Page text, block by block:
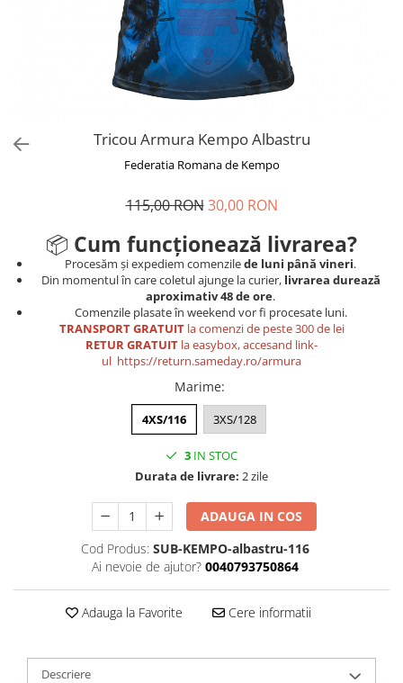
Mingi medicinale
Recuperare și Îcălzire
Tricou Armura Kempo Albastru
Federatia Romana de Kempo
115,00 RON 30,00 RON
📦 Cum funcționează livrarea?
Procesăm și expediem comenzilede luni până vineri.
Din momentul în care coletul ajunge la curier, livrarea durează
aproximativ 48 de ore.
Comenzile plasate în weekend vor fi procesate luni.
TRANSPORT GRATUIT la comenzi de peste 300 de lei
RETUR GRATUIT la easybox, accesand link-
ul https://return.sameday.ro/armura
Marime:
4XS/116 3XS/128
3 IN STOC
Durata de livrare: 2 zile
ADAUGA IN COS
Cod Produs: SUB-KEMPO-albastru-116
Ai nevoie de ajutor? 0040793750864
Adauga la Favorite Cere informatii
Descriere